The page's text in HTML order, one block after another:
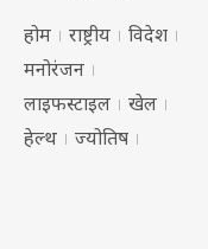
होम राष्ट्रीय
विदेश
मनोरंजन
लाइफस्टाइल
खेल
हेल्थ
ज्योतिष